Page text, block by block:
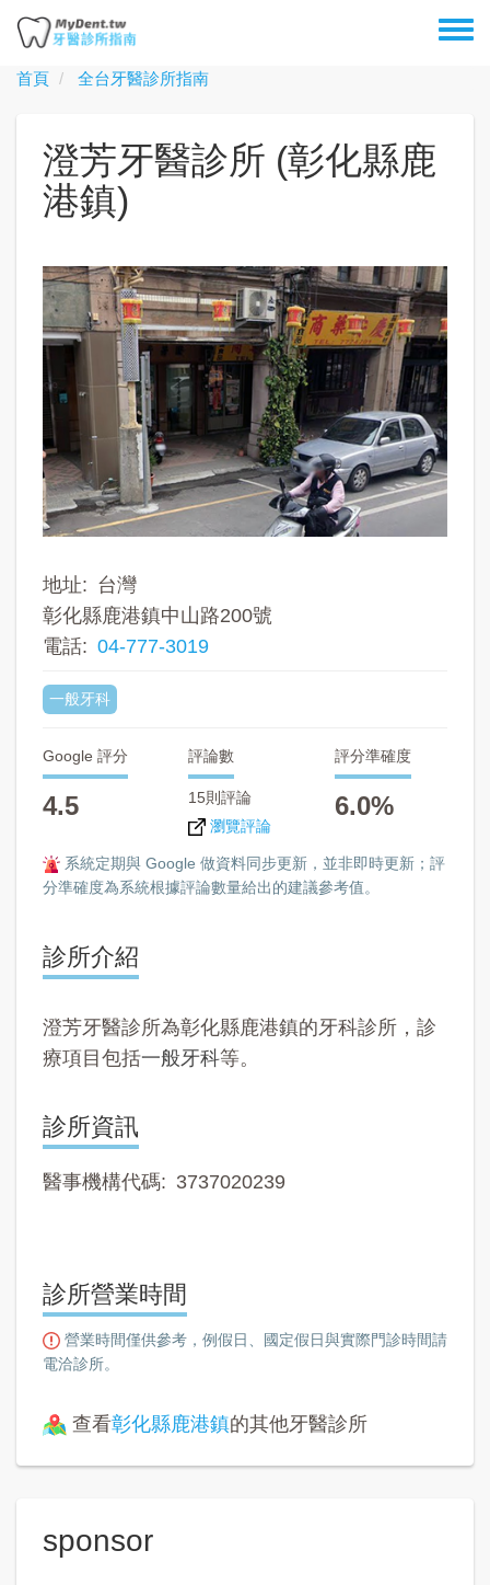
移
主首頁 全台牙醫診所指南
澄芳牙醫診所 (彰化縣鹿
港鎮)
地址
台灣
彰化縣鹿港鎮中山路200號
電話
04-777-3019
一般牙科
Google 評分
4.5
評論數
15則評論
瀏覽評論
評分準確度
6.0%
系統定期與 Google 做資料同步更新，並非即時更新；評
分準確度為系統根據評論數量給出的建議參考值。
診所介紹
澄芳牙醫診所為彰化縣鹿港鎮的牙科診所，診
療項目包括一般牙科等。
診所資訊
醫事機構代碼 3737020239
診所營業時間
營業時間僅供參考，例假日、國定假日與實際門診時間請
電洽診所。
查看彰化縣鹿港鎮的其他牙醫診所
sponsor